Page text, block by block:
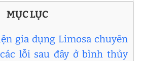
MỤC LỤC
gia dụng Limosa chuyên
lỗi sau đây ở bình thủy